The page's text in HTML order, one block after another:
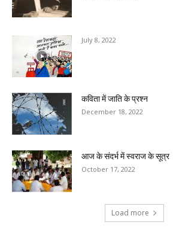
July 8, 2022
कविता में जाति के प्रश्‍न
December 18, 2022
आज के संदर्भ में स्वराज के सूत्र
October 17, 2022
Load more